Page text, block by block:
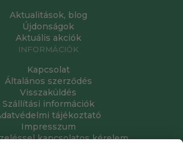
Aktualitások, blog
Újdonságok
Aktuális akciók
INFORMÁCIÓK
Kapcsolat
Általános szerződés
Visszaküldés
Szállítási információk
tájékoztató
Impresszum
kapcsolatos kérelem